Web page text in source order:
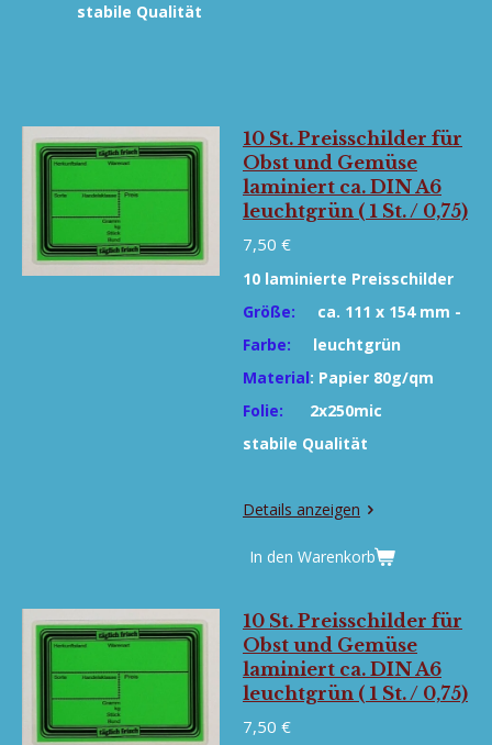
stabile Qualität
10 St. Preisschilder für
Obst und Gemüse
laminiert ca. DIN A6
leuchtgrün ( 1 St. / 0,75)
7,50 €
10 laminierte Preisschilder
Größe: ca. 111 x 154 mm -
Farbe:
leuchtgrün
Material: Papier 80g/qm
Folie: 2x250mic
stabile Qualität
Details anzeigen
In den Warenkorb
10 St. Preisschilder für
Obst und Gemüse
laminiert ca. DIN A6
leuchtgrün ( 1 St. / 0,75)
7,50 €